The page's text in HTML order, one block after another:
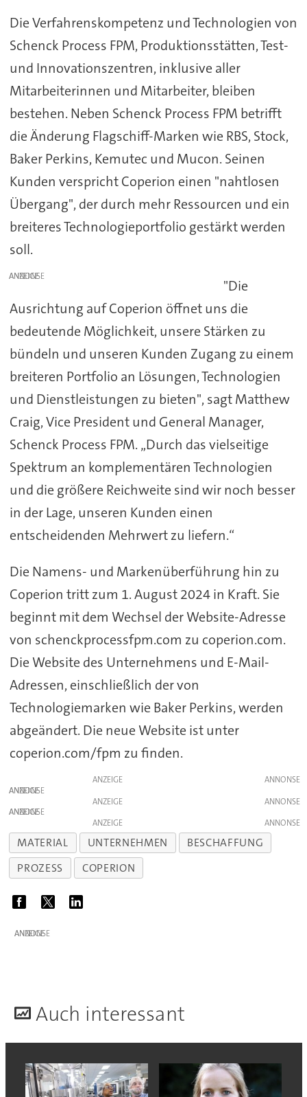
Die Verfahrenskompetenz und Technologien von
Schenck Process FPM, Produktionsstätten, Test-
und Innovationszentren, inklusive aller
Mitarbeiterinnen und Mitarbeiter, bleiben
bestehen. Neben Schenck Process FPM betrifft
die Änderung Flagschiff-Marken wie RBS, Stock,
Baker Perkins, Kemutec und Mucon. Seinen
Kunden verspricht Coperion einen "nahtlosen
Übergang", der durch mehr Ressourcen und ein
breiteres Technologieportfolio gestärkt werden
soll.
ANZEIGE
"Die
Ausrichtung auf Coperion öffnet uns die
bedeutende Möglichkeit, unsere Stärken zu
bündeln und unseren Kunden Zugang zu einem
breiteren Portfolio an Lösungen, Technologien
und Dienstleistungen zu bieten", sagt Matthew
Craig, Vice President und General Manager,
Schenck Process FPM. „Durch das vielseitige
Spektrum an komplementären Technologien
und die größere Reichweite sind wir noch besser
in der Lage, unseren Kunden einen
entscheidenden Mehrwert zu liefern.“
Die Namens- und Markenüberführung hin zu
Coperion tritt zum 1. August 2024 in Kraft. Sie
beginnt mit dem Wechsel der Website-Adresse
von schenckprocessfpm.com zu coperion.com.
Die Website des Unternehmens und E-Mail-
Adressen, einschließlich der von
Technologiemarken wie Baker Perkins, werden
abgeändert. Die neue Website ist unter
coperion.com/fpm zu finden.
ANZEIGE
ANZEIGE
ANZEIGE
ANZEIGE
ANZEIGE
MATERIAL UNTERNEHMEN
BESCHAFFUNG
PROZESS
COPERION
ANZEIGE
Auch interessant